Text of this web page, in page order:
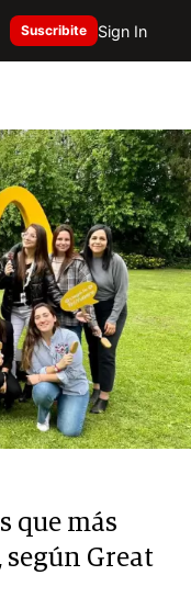
Suscribite Sign In
que más
según Great